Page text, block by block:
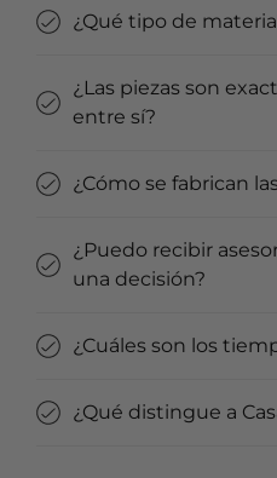
¿Qué tipo de
¿Las piezas son
entre sí?
¿Cómo se fabrican
¿Puedo recibir
una decisión?
¿Cuáles son los
¿Qué distingue a